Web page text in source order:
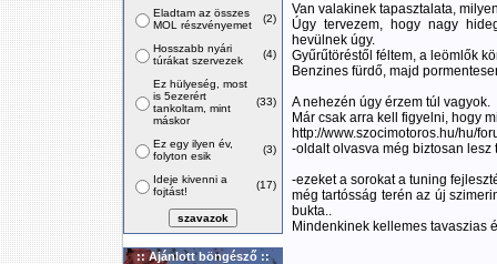
Eladtam az összes
MOL részvényemet
(2)
Hosszabb nyári
túrákat szervezek
(4)
Ez hülyeség, most
is 5ezerért
tankoltam, mint
máskor
(33)
Ez egy ilyen év,
folyton esik
(3)
Ideje kivenni a
fojtást!
(17)
:: Ajánlott böngésző ::
Van valakinek tapasztalata,
Úgy tervezem, hogy nagy
hevülnek úgy.
Gyűrűtöréstől féltem, a leömlők
Benzines fürdő, majd
A nehezén úgy érzem túl vagyok.
Már csak arra kell figyelni, hogy
http://www.szocimotoros.hu/hu/
-oldalt olvasva még biztosan lesz
-ezeket a sorokat a tuning
még tartósság terén az új
bukta..
Mindenkinek kellemes tavaszias